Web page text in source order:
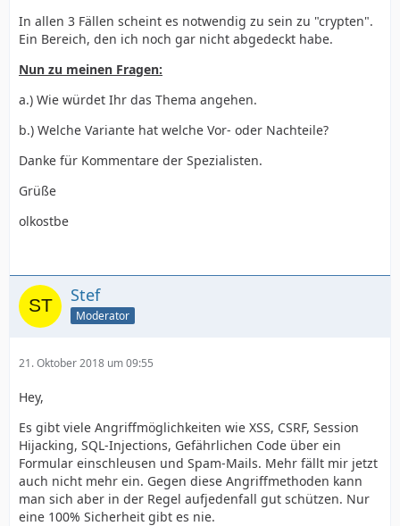
In allen 3 Fällen scheint es notwendig zu sein zu "crypten".
Ein Bereich, den ich noch gar nicht abgedeckt habe.
Nun zu meinen Fragen:
a.) Wie würdet Ihr das Thema angehen.
b.) Welche Variante hat welche Vor- oder Nachteile?
Danke für Kommentare der Spezialisten.
Grüße
olkostbe
Stef
Moderator
21. Oktober 2018 um 09:55
Hey,
Es gibt viele Angriffmöglichkeiten wie XSS, CSRF, Session
Hijacking, SQL-Injections, Gefährlichen Code über ein
Formular einschleusen und Spam-Mails. Mehr fällt mir jetzt
auch nicht mehr ein. Gegen diese Angriffmethoden kann
man sich aber in der Regel aufjedenfall gut schützen. Nur
eine 100% Sicherheit gibt es nie.